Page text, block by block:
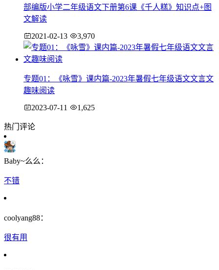
部编版小学二年级语文下册第6课《千人糕》知识点+图
文解读
2021-02-13 3,970
专题01：《咏雪》课内篇-2023年暑假七年级语文文言文
趣味阅读
2023-07-11 1,625
热门评论
Baby~么么：
不错
coolyang88：
很有用